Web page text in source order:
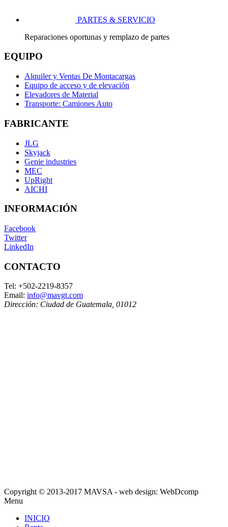
PARTES & SERVICIO
Reparaciones oportunas y remplazo de partes
EQUIPO
Alquiler y Ventas De Montacargas
Equipo de acceso y de elevación
Elevadores de Material
Transporte: Camiones Auto
FABRICANTE
JLG
Skyjack
Genie industries
MEC
UpRight
AICHI
INFORMACIÓN
Facebook
Twitter
LinkedIn
CONTACTO
Tel: +502-2219-8357
Email: info@mavgt.com
Dirección: Ciudad de Guatemala 01012
Copyright © 2013-2017 MAVSA - web design: WebDcomp
Menu
INICIO